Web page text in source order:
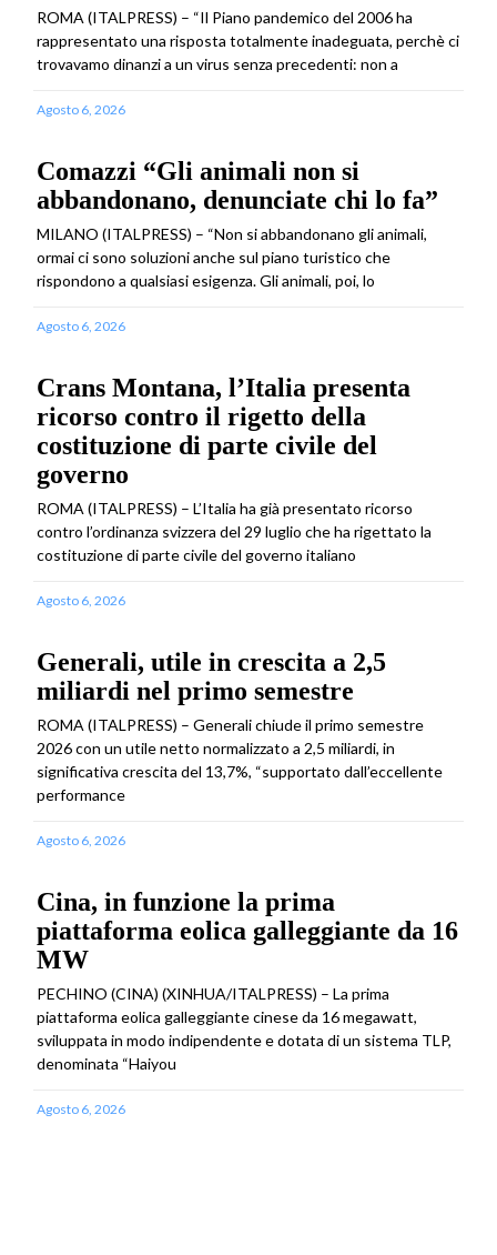
ROMA (ITALPRESS) – “Il Piano pandemico del 2006 ha
rappresentato una risposta totalmente inadeguata, perchè ci
trovavamo dinanzi a un virus senza precedenti: non a
Agosto 6, 2026
Comazzi “Gli animali non si
abbandonano, denunciate chi lo fa”
MILANO (ITALPRESS) – “Non si abbandonano gli animali,
ormai ci sono soluzioni anche sul piano turistico che
rispondono a qualsiasi esigenza. Gli animali, poi, lo
Agosto 6, 2026
Crans Montana, l’Italia presenta
ricorso contro il rigetto della
costituzione di parte civile del
governo
ROMA (ITALPRESS) – L’Italia ha già presentato ricorso
contro l’ordinanza svizzera del 29 luglio che ha rigettato la
costituzione di parte civile del governo italiano
Agosto 6, 2026
Generali, utile in crescita a 2,5
miliardi nel primo semestre
ROMA (ITALPRESS) – Generali chiude il primo semestre
2026 con un utile netto normalizzato a 2,5 miliardi, in
significativa crescita del 13,7%, “supportato dall’eccellente
performance
Agosto 6, 2026
Cina, in funzione la prima
piattaforma eolica galleggiante da 16
MW
PECHINO (CINA) (XINHUA/ITALPRESS) – La prima
piattaforma eolica galleggiante cinese da 16 megawatt,
sviluppata in modo indipendente e dotata di un sistema TLP,
denominata “Haiyou
Agosto 6, 2026